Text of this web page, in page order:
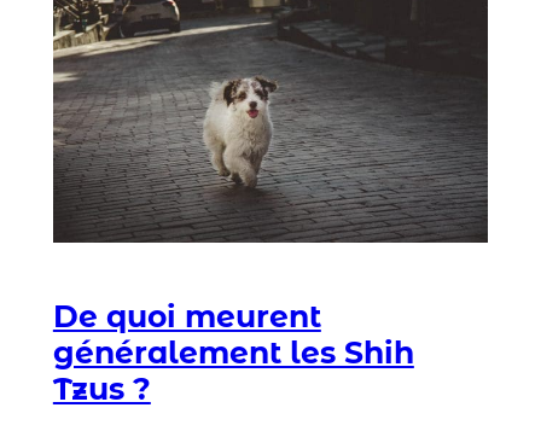
De quoi meurent
généralement les Shih
Tzus ?